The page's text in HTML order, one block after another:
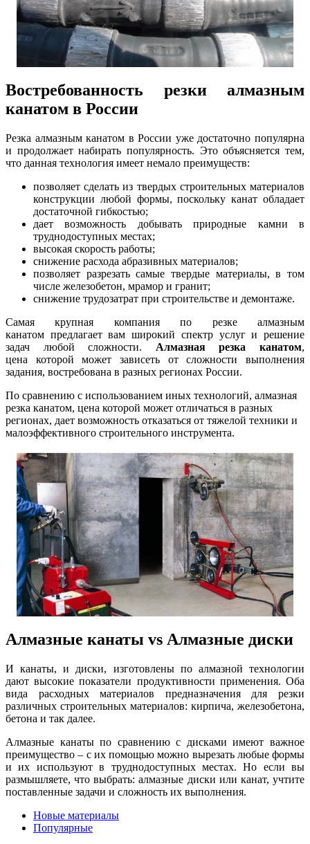
Востребованность резки алмазным
канатом в России
Резка алмазным канатом в России уже достаточно популярна
и продолжает набирать популярность. Это объясняется тем,
что данная технология имеет немало преимуществ:
позволяет сделать из твердых строительных материалов
конструкции любой формы, поскольку канат обладает
достаточной гибкостью;
дает возможность добывать природные камни в
труднодоступных местах;
высокая скорость работы;
снижение расхода абразивных материалов;
позволяет разрезать самые твердые материалы, в том
числе железобетон, мрамор и гранит;
снижение трудозатрат при строительстве и демонтаже.
Самая крупная компания по резке алмазным
канатом предлагает вам широкий спектр услуг и решение
задач любой сложности. Алмазная резка канатом,
цена которой может зависеть от сложности выполнения
задания, востребована в разных регионах России.
По сравнению с использованием иных технологий, алмазная
резка канатом, цена которой может отличаться в разных
регионах, дает возможность отказаться от тяжелой техники и
малоэффективного строительного инструмента.
Алмазные канаты vs Алмазные диски
И канаты, и диски, изготовлены по алмазной технологии
дают высокие показатели продуктивности применения. Оба
вида расходных материалов предназначения для резки
различных строительных материалов: кирпича, железобетона,
бетона и так далее.
Алмазные канаты по сравнению с дисками имеют важное
преимущество – с их помощью можно вырезать любые формы
и их используют в труднодоступных местах. Но если вы
размышляете, что выбрать: алмазные диски или канат, учтите
поставленные задачи и сложность их выполнения.
Новые материалы
Популярные